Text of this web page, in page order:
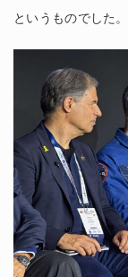
というものでした。